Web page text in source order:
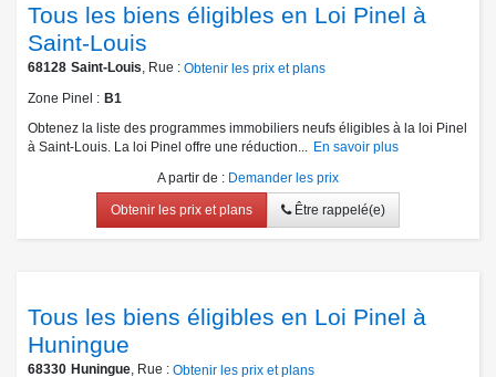
Tous les biens éligibles en Loi Pinel à
Saint-Louis
68128 Saint-Louis , Rue : Obtenir les prix et plans
Zone Pinel
B1
Obtenez la liste des programmes immobiliers neufs éligibles à la loi Pinel
à Saint-Louis. La loi Pinel offre une réduction...
En savoir plus
A partir de : Demander les prix
Obtenir les prix et plans Être rappelé(e)
Tous les biens éligibles en Loi Pinel à
Huningue
68330 Huningue , Rue : Obtenir les prix et plans